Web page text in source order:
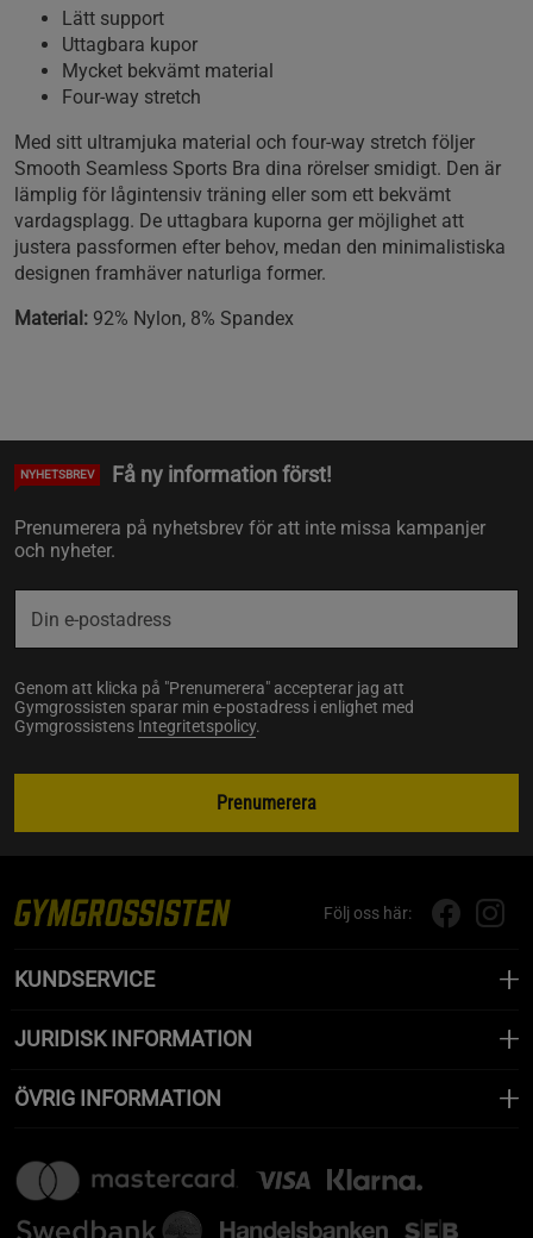
Lätt support
Uttagbara kupor
Mycket bekvämt material
Four-way stretch
Med sitt ultramjuka material och four-way stretch följer
Smooth Seamless Sports Bra dina rörelser smidigt. Den är
lämplig för lågintensiv träning eller som ett bekvämt
vardagsplagg. De uttagbara kuporna ger möjlighet att
justera passformen efter behov, medan den minimalistiska
designen framhäver naturliga former.
Material: 92% Nylon, 8% Spandex
NYHETSBREV Få ny information först!
Prenumerera på nyhetsbrev för att inte missa kampanjer
och nyheter.
Genom att klicka på "Prenumerera" accepterar jag att
Gymgrossisten sparar min e-postadress i enlighet med
Gymgrossistens Integritetspolicy.
Prenumerera
Följ oss här:
KUNDSERVICE
JURIDISK INFORMATION
ÖVRIG INFORMATION